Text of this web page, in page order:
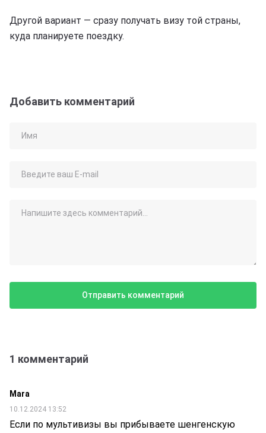
Другой вариант — сразу получать визу той страны,
куда планируете поездку.
Добавить комментарий
1 комментарий
Mara
10.12.2024 13:52
Если по мультивизы вы прибываете шенгенскую